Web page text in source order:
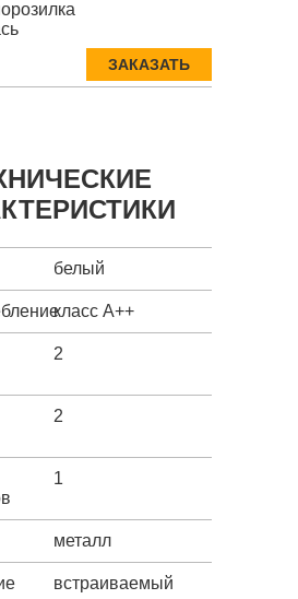
ЗАКАЗАТЬ
белый
класс A++
2
2
1
металл
встраиваемый